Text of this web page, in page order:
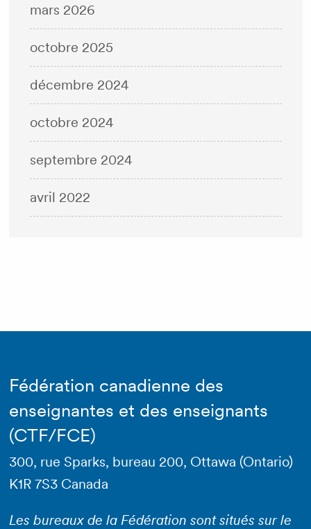
mars 2026
octobre 2025
décembre 2024
octobre 2024
septembre 2024
avril 2022
Fédération canadienne des
enseignantes et des enseignants
(CTF/FCE)
300, rue Sparks, bureau 200, Ottawa (Ontario)
K1R 7S3 Canada
Les bureaux de la Fédération sont situés sur le